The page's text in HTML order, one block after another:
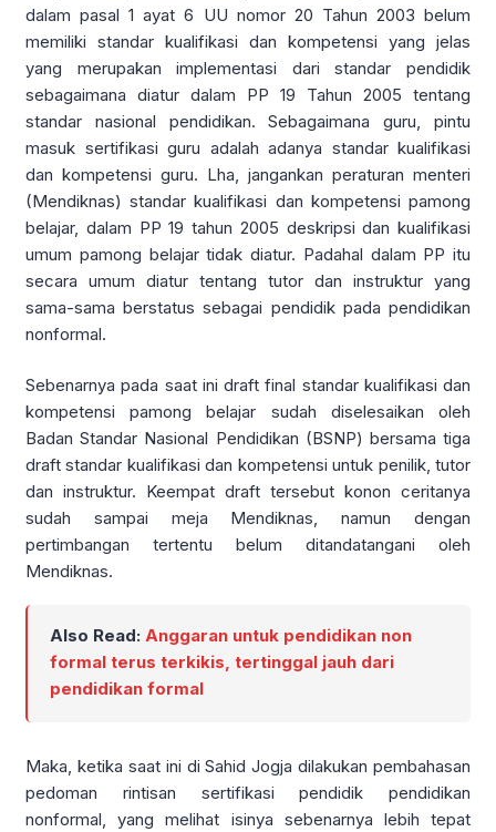
dalam pasal 1 ayat 6 UU nomor 20 Tahun 2003 belum
memiliki standar kualifikasi dan kompetensi yang jelas
yang merupakan implementasi dari standar pendidik
sebagaimana diatur dalam PP 19 Tahun 2005 tentang
standar nasional pendidikan. Sebagaimana guru, pintu
masuk sertifikasi guru adalah adanya standar kualifikasi
dan kompetensi guru. Lha, jangankan peraturan menteri
(Mendiknas) standar kualifikasi dan kompetensi pamong
belajar, dalam PP 19 tahun 2005 deskripsi dan kualifikasi
umum pamong belajar tidak diatur. Padahal dalam PP itu
secara umum diatur tentang tutor dan instruktur yang
sama-sama berstatus sebagai pendidik pada pendidikan
nonformal.
Sebenarnya pada saat ini draft final standar kualifikasi dan
kompetensi pamong belajar sudah diselesaikan oleh
Badan Standar Nasional Pendidikan (BSNP) bersama tiga
draft standar kualifikasi dan kompetensi untuk penilik, tutor
dan instruktur. Keempat draft tersebut konon ceritanya
sudah sampai meja Mendiknas, namun dengan
pertimbangan tertentu belum ditandatangani oleh
Mendiknas.
Also Read: Anggaran untuk pendidikan non
formal terus terkikis, tertinggal jauh dari
pendidikan formal
Maka, ketika saat ini di Sahid Jogja dilakukan pembahasan
pedoman rintisan sertifikasi pendidik pendidikan
nonformal, yang melihat isinya sebenarnya lebih tepat